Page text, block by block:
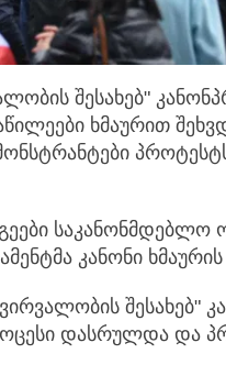
შესახებ"
ხმაურით
საკანონმდებლო
კანონი
შესახებ"
დასრულდა და